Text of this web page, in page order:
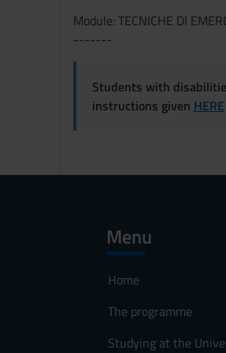
Module: TECNICHE DI
-------
Students with
instructions given HERE
Menu
Home
The programme
Studying at the